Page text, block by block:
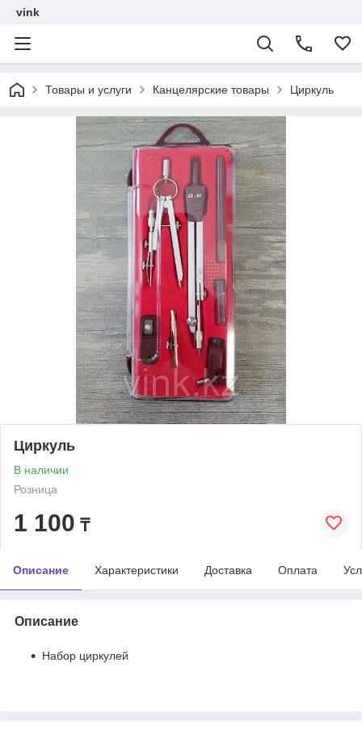
vink
Товары и услуги Канцелярские товары Циркуль
Циркуль
В наличии
Розница
1 100 ₸
Описание Характеристики Доставка Оплата
Описание
Набор циркулей